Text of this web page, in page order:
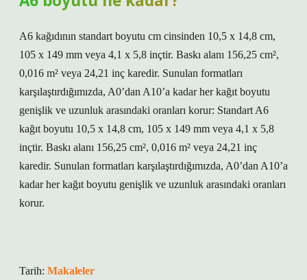
A6 kağıdının standart boyutu cm cinsinden 10,5 x 14,8 cm,
105 x 149 mm veya 4,1 x 5,8 inçtir. Baskı alanı 156,25 cm²,
0,016 m² veya 24,21 inç karedir. Sunulan formatları
karşılaştırdığımızda, A0’dan A10’a kadar her kağıt boyutu
genişlik ve uzunluk arasındaki oranları korur: Standart A6
kağıt boyutu 10,5 x 14,8 cm, 105 x 149 mm veya 4,1 x 5,8
inçtir. Baskı alanı 156,25 cm², 0,016 m² veya 24,21 inç
karedir. Sunulan formatları karşılaştırdığımızda, A0’dan A10’a
kadar her kağıt boyutu genişlik ve uzunluk arasındaki oranları
korur.
Tarih: Makaleler